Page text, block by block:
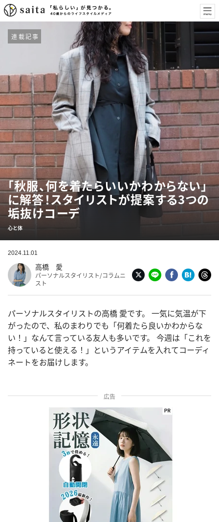
連載記事
「秋服、何を着たらいいかわからない」
に解答！スタイリストが提案する3つの
垢抜けコーデ
心と体
2024.11.01
高橋 愛
パーソナルスタイリスト/コラムニ
スト
パーソナルスタイリストの高橋 愛です。 一気に気温が下
がったので、私のまわりでも「何着たら良いかわからな
い！」なんて言っている友人も多いです。 今週は「これを
持っていると使える！」というアイテムを入れてコーディ
ネートをお届けします。
広告